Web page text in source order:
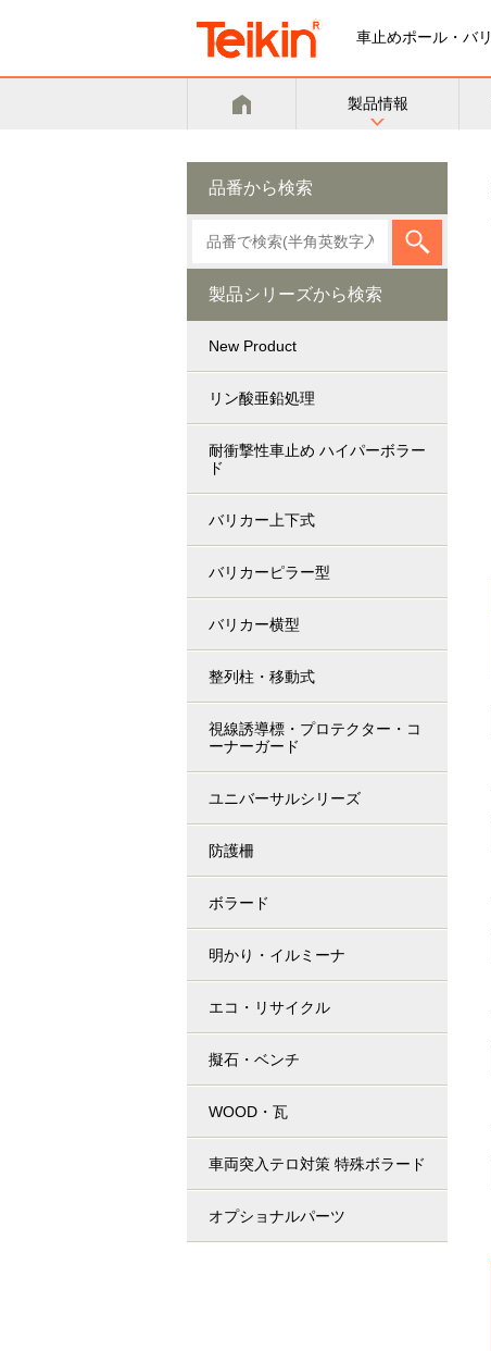
車止めポール・バ
製品情報
品番から検索
製品シリーズから検索
New Product
リン酸亜鉛処理
耐衝撃性車止め ハイパーボラー
ド
バリカー上下式
バリカーピラー型
バリカー横型
整列柱・移動式
視線誘導標・プロテクター・コ
ーナーガード
ユニバーサルシリーズ
防護柵
ボラード
明かり・イルミーナ
エコ・リサイクル
擬石・ベンチ
WOOD・瓦
車両突入テロ対策 特殊ボラード
オプショナルパーツ